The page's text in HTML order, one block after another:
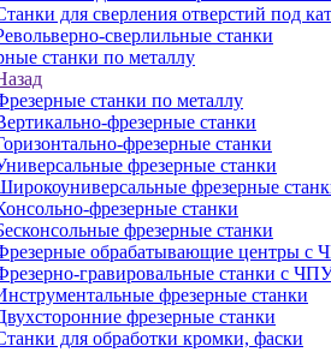
для сверления отверстий под
сверлильные станки
станки по металлу
станки по металлу
фрезерные станки
фрезерные станки
фрезерные станки
фрезерные
фрезерные станки
фрезерные станки
обрабатывающие центры с
гравировальные станки с
фрезерные станки
фрезерные станки
для обработки кромки, фаски